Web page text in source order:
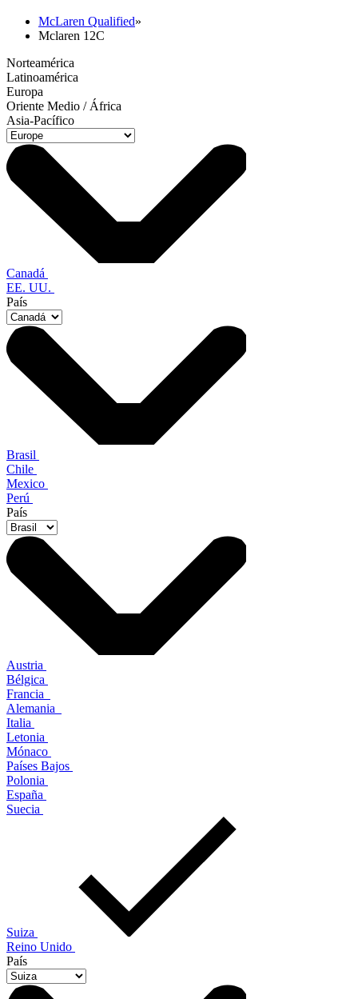
McLaren Qualified»
Mclaren 12C
Norteamérica
Latinoamérica
Europa
Oriente Medio / África
Asia-Pacífico
Canadá
EE. UU.
País
Brasil
Chile
Mexico
Perú
País
Austria
Bélgica
Francia
Alemania
Italia
Letonia
Mónaco
Países Bajos
Polonia
España
Suecia
Suiza
Reino Unido
País